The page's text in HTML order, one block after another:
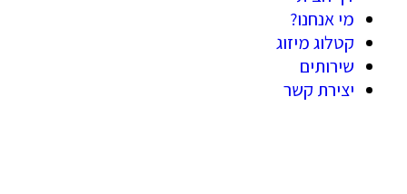
מי אנחנו?
קטלוג מיזוג
שירותים
יצירת קשר